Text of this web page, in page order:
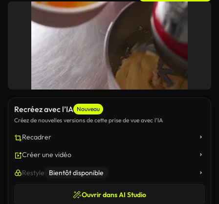
Recréez avec l’IA Nouveau
Créez de nouvelles versions de cette prise de vue avec l’IA
Recadrer
Créer une vidéo
Restyle Bientôt disponible
Ouvrir dans AI Studio